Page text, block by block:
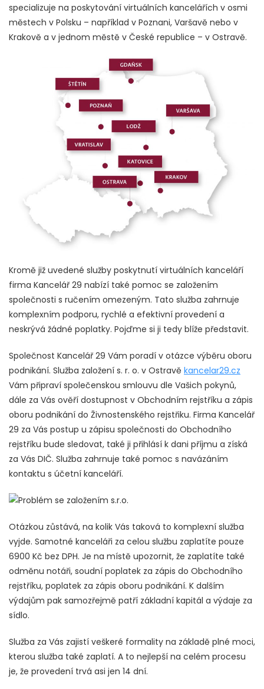
specializuje na poskytování virtuálních kancelářích v osmi
městech v Polsku – například v Poznani, Varšavě nebo v
Krakově a v jednom městě v České republice – v Ostravě.
Kromě již uvedené služby poskytnutí virtuálních kanceláří
firma Kancelář 29 nabízí také pomoc se založením
společnosti s ručením omezeným. Tato služba zahrnuje
komplexním podporu, rychlé a efektivní provedení a
neskrývá žádné poplatky. Pojďme si ji tedy blíže představit.
Společnost Kancelář 29 Vám poradí v otázce výběru oboru
podnikání. Služba založení s. r. o. v Ostravě kancelar29.cz
Vám připraví společenskou smlouvu dle Vašich pokynů,
dále za Vás ověří dostupnost v Obchodním rejstříku a zápis
oboru podnikání do Živnostenského rejstřiku. Firma Kancelář
29 za Vás postup u zápisu společnosti do Obchodního
rejstříku bude sledovat, také ji přihlásí k dani příjmu a získá
za Vás DIČ. Služba zahrnuje také pomoc s navázáním
kontaktu s účetní kanceláří.
Otázkou zůstává, na kolik Vás taková to komplexní služba
vyjde. Samotné kanceláři za celou službu zaplatíte pouze
6900 Kč bez DPH. Je na místě upozornit, že zaplatíte také
odměnu notáři, soudní poplatek za zápis do Obchodního
rejstříku, poplatek za zápis oboru podnikání. K dalším
výdajům pak samozřejmě patří základní kapitál a výdaje za
sídlo.
Služba za Vás zajistí veškeré formality na základě plné moci,
kterou služba také zaplatí. A to nejlepší na celém procesu
je, že provedení trvá asi jen 14 dní.